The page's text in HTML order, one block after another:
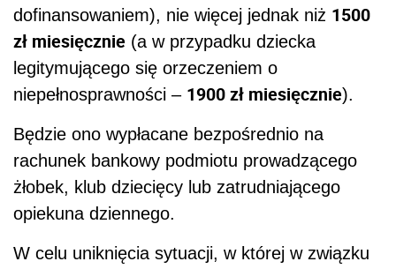
dofinansowaniem), nie więcej jednak niż 1500
zł miesięcznie (a w przypadku dziecka
legitymującego się orzeczeniem o
niepełnosprawności – 1900 zł miesięcznie).
Będzie ono wypłacane bezpośrednio na
rachunek bankowy podmiotu prowadzącego
żłobek, klub dziecięcy lub zatrudniającego
opiekuna dziennego.
W celu uniknięcia sytuacji, w której w związku